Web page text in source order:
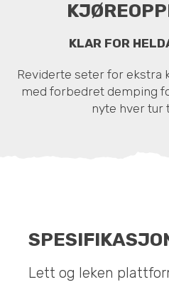
KLAR FOR
Reviderte seter for
med forbedret demping
nyte hver tur
Lett og leken